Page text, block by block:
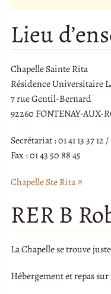
Lieu
Chapelle Sainte Rita
Résidence Universitaire
7 rue Gentil-Bernard
92260 FONTENAY-AUX-
Secrétariat : 01 41 13 37 12 /
Fax : 01 43 50 88 45
Chapelle Ste Rita
RER B
La Chapelle se trouve
Hébergement et repas